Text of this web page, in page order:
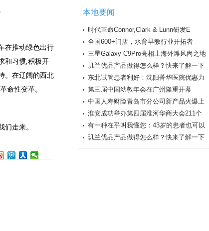
在推动绿色出行
和习惯,积极开
。在辽阔的西北
命性变革。
走来。
本地要闻
时代革命Connor,Clark & Lunn研发E
全国600+门店，水育早教行业开拓者
三星Galaxy C9Pro亮相上海外滩风尚之地
玑兰优品产品做得怎么样？快来了解一下
东北试管患者利好：沈阳菁华医院优惠力
第三届中国幼教年会在广州隆重开幕
中国人寿财险青岛市分公司新产品火爆上
淮安成功举办第四届淮河华商大会211个
有一种在乎叫我懂您：43岁的患者也可以
玑兰优品产品做得怎么样？快来了解一下